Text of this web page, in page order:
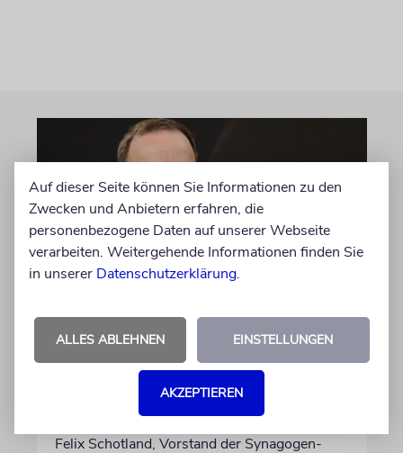
Wie Georg Restle die
Glaubwürdigkeit des ÖRR
untergräbt
Nach dem X-Post des Journalisten hat sich
Felix Schotland, Vorstand der Synagogen-
Auf dieser Seite können Sie Informationen zu den
Zwecken und Anbietern erfahren, die
personenbezogene Daten auf unserer Webseite
verarbeiten. Weitergehende Informationen finden Sie
in unserer Datenschutzerklärung.
ALLES ABLEHNEN EINSTELLUNGEN
AKZEPTIEREN